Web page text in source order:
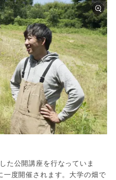
た公開講座を行なっていま
度開催されます。大学の畑で